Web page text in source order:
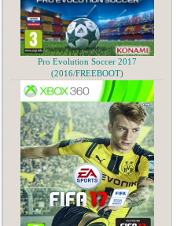
Pro Evolution Soccer 2017
(2016/FREEBOOT)